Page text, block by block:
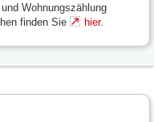
Wohnungszählung
finden Sie
hier.